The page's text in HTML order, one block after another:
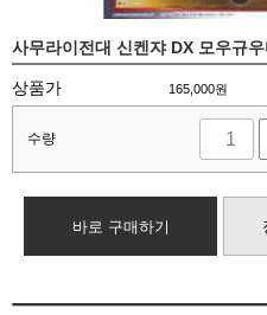
사무라이전대 신켄쟈 DX 모우규
상품가 165,000원
수량
바로 구매하기